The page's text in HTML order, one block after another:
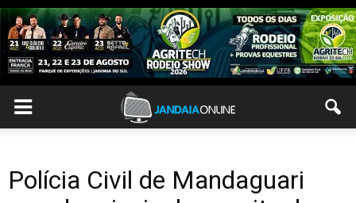
Polícia Civil de Mandaguari